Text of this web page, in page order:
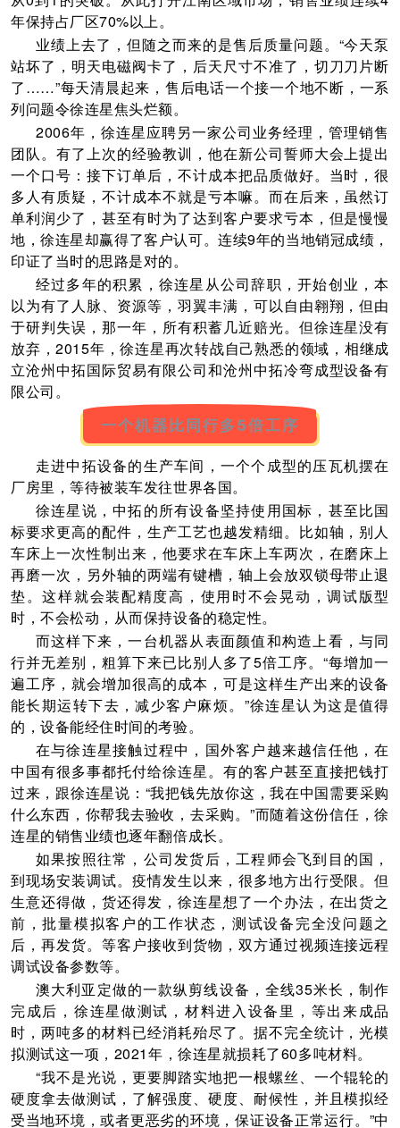
年保持占厂区70%以上。
业绩上去了，但随之而来的是售后质量问题。“今天泵
站坏了，明天电磁阀卡了，后天尺寸不准了，切刀刀片断
了……”每天清晨起来，售后电话一个接一个地不断，一系
列问题令徐连星焦头烂额。
2006年，徐连星应聘另一家公司业务经理，管理销售
团队。有了上次的经验教训，他在新公司誓师大会上提出
一个口号：接下订单后，不计成本把品质做好。当时，很
多人有质疑，不计成本不就是亏本嘛。而在后来，虽然订
单利润少了，甚至有时为了达到客户要求亏本，但是慢慢
地，徐连星却赢得了客户认可。连续9年的当地销冠成绩，
印证了当时的思路是对的。
经过多年的积累，徐连星从公司辞职，开始创业，本
以为有了人脉、资源等，羽翼丰满，可以自由翱翔，但由
于研判失误，那一年，所有积蓄几近赔光。但徐连星没有
放弃，2015年，徐连星再次转战自己熟悉的领域，相继成
立沧州中拓国际贸易有限公司和沧州中拓冷弯成型设备有
限公司。
一个机器比同行多5倍工序
走进中拓设备的生产车间，一个个成型的压瓦机摆在
厂房里，等待被装车发往世界各国。
徐连星说，中拓的所有设备坚持使用国标，甚至比国
标要求更高的配件，生产工艺也越发精细。比如轴，别人
车床上一次性制出来，他要求在车床上车两次，在磨床上
再磨一次，另外轴的两端有键槽，轴上会放双锁母带止退
垫。这样就会装配精度高，使用时不会晃动，调试版型
时，不会松动，从而保持设备的稳定性。
而这样下来，一台机器从表面颜值和构造上看，与同
行并无差别，粗算下来已比别人多了5倍工序。“每增加一
遍工序，就会增加很高的成本，可是这样生产出来的设备
能长期运转下去，减少客户麻烦。”徐连星认为这是值得
的，设备能经住时间的考验。
在与徐连星接触过程中，国外客户越来越信任他，在
中国有很多事都托付给徐连星。有的客户甚至直接把钱打
过来，跟徐连星说：“我把钱先放你这，我在中国需要采购
什么东西，你帮我去验收，去采购。”而随着这份信任，徐
连星的销售业绩也逐年翻倍成长。
如果按照往常，公司发货后，工程师会飞到目的国，
到现场安装调试。疫情发生以来，很多地方出行受限。但
生意还得做，货还得发，徐连星想了一个办法，在出货之
前，批量模拟客户的工作状态，测试设备完全没问题之
后，再发货。等客户接收到货物，双方通过视频连接远程
调试设备参数等。
澳大利亚定做的一款纵剪线设备，全线35米长，制作
完成后，徐连星做测试，材料进入设备里，等出来成品
时，两吨多的材料已经消耗殆尽了。据不完全统计，光模
拟测试这一项，2021年，徐连星就损耗了60多吨材料。
“我不是光说，更要脚踏实地把一根螺丝、一个辊轮的
硬度拿去做测试，了解强度、硬度、耐候性，并且模拟经
受当地环境，或者更恶劣的环境，保证设备正常运行。”中